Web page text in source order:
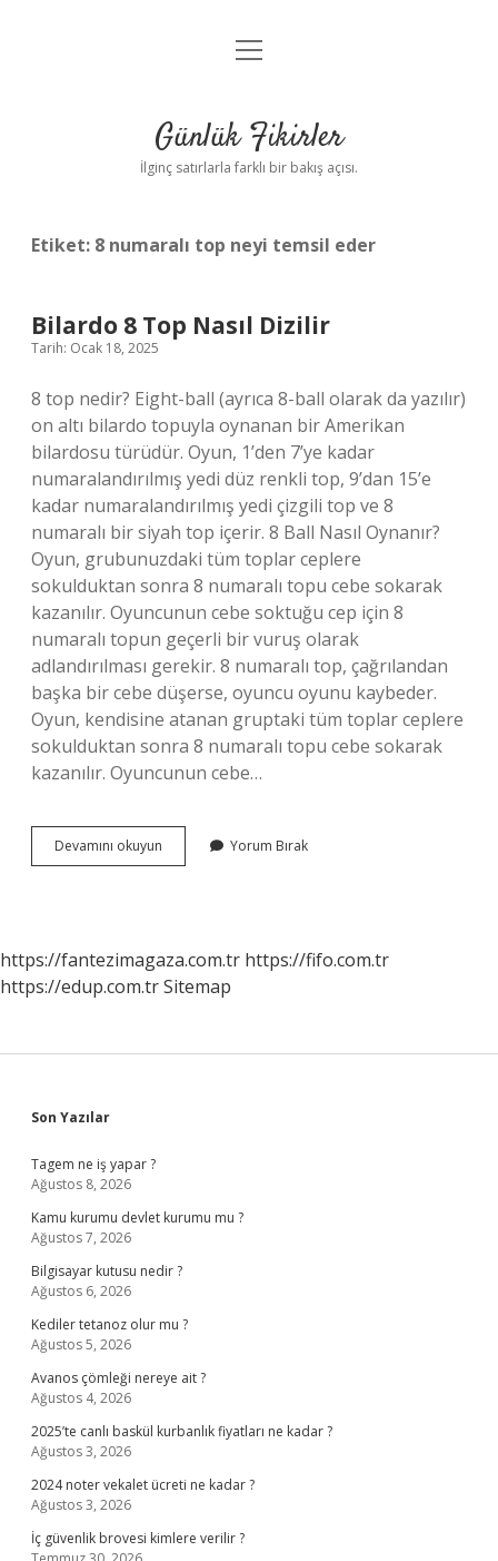
Anasayfa
Yasal Uyarı
menüyü
Günlük Fikirler
İlginç satırlarla farklı bir bakış açısı.
Etiket: 8 numaralı top neyi temsil eder
Bilardo 8 Top Nasıl Dizilir
Tarih: Ocak 18, 2025
8 top nedir? Eight-ball (ayrıca 8-ball olarak da yazılır)
on altı bilardo topuyla oynanan bir Amerikan
bilardosu türüdür. Oyun, 1’den 7’ye kadar
numaralandırılmış yedi düz renkli top, 9’dan 15’e
kadar numaralandırılmış yedi çizgili top ve 8
numaralı bir siyah top içerir. 8 Ball Nasıl Oynanır?
Oyun, grubunuzdaki tüm toplar ceplere
sokulduktan sonra 8 numaralı topu cebe sokarak
kazanılır. Oyuncunun cebe soktuğu cep için 8
numaralı topun geçerli bir vuruş olarak
adlandırılması gerekir. 8 numaralı top, çağrılandan
başka bir cebe düşerse, oyuncu oyunu kaybeder.
Oyun, kendisine atanan gruptaki tüm toplar ceplere
sokulduktan sonra 8 numaralı topu cebe sokarak
kazanılır. Oyuncunun cebe…
Devamını okuyun
8
Yorum Bırak
https://fantezimagaza.com.tr https://fifo.com.tr
https://edup.com.trSitemap
Sidebar
Son Yazılar
Tagem ne iş yapar ?
Ağustos 8, 2026
Kamu kurumu devlet kurumu mu ?
Ağustos 7, 2026
Bilgisayar kutusu nedir ?
Ağustos 6, 2026
Kediler tetanoz olur mu ?
Ağustos 5, 2026
Avanos çömleği nereye ait ?
Ağustos 4, 2026
2025’te canlı baskül kurbanlık fiyatları ne kadar ?
Ağustos 3, 2026
2024 noter vekalet ücreti ne kadar ?
Ağustos 3, 2026
İç güvenlik brovesi kimlere verilir ?